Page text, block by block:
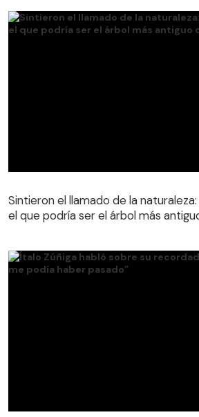
el que podría ser el árbol más
Sintieron el llamado de la naturaleza:
el que podría ser el árbol más